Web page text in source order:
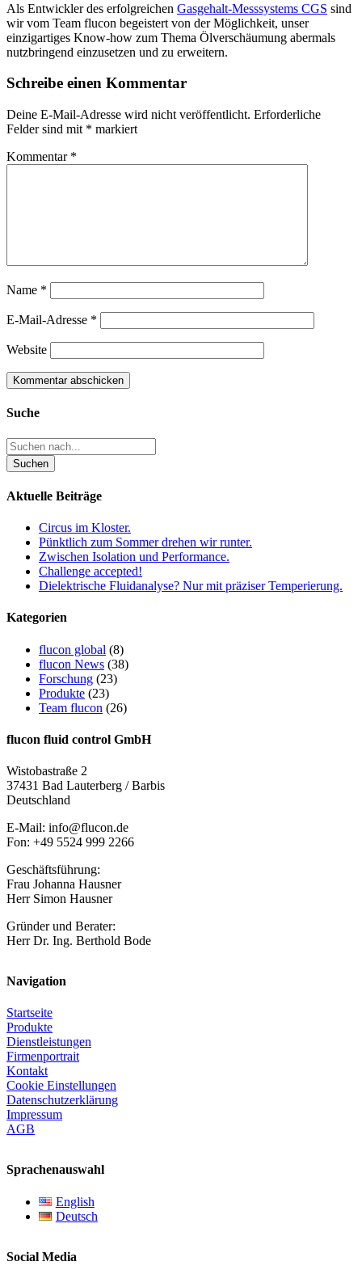
Als Entwickler des erfolgreichen Gasgehalt-Messsystems CGS sind
wir vom Team flucon begeistert von der Möglichkeit, unser
einzigartiges Know-how zum Thema Ölverschäumung abermals
nutzbringend einzusetzen und zu erweitern.
Schreibe einen Kommentar
Deine E-Mail-Adresse wird nicht veröffentlicht. Erforderliche
Felder sind mit * markiert
Kommentar *
Name *
E-Mail-Adresse *
Website
Suche
Aktuelle Beiträge
Circus im Kloster.
Pünktlich zum Sommer drehen wir runter.
Zwischen Isolation und Performance.
Challenge accepted!
Dielektrische Fluidanalyse? Nur mit präziser Temperierung.
Kategorien
flucon global (8)
flucon News (38)
Forschung (23)
Produkte (23)
Team flucon (26)
flucon fluid control GmbH
Wistobastraße 2
37431 Bad Lauterberg / Barbis
Deutschland
E-Mail: info@flucon.de
Fon: +49 5524 999 2266
Geschäftsführung:
Frau Johanna Hausner
Herr Simon Hausner
Gründer und Berater:
Herr Dr. Ing. Berthold Bode
Navigation
Startseite
Produkte
Dienstleistungen
Firmenportrait
Kontakt
Cookie Einstellungen
Datenschutzerklärung
Impressum
AGB
Sprachenauswahl
English
Deutsch
Social Media